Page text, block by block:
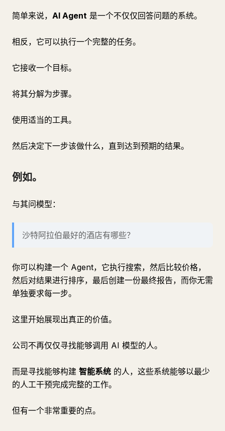
简单来说， AI Agent 是一个不仅仅回答问题的系统。
相反，它可以执行一个完整的任务。
它接收一个目标。
将其分解为步骤。
使用适当的工具。
然后决定下一步该做什么，直到达到预期的结果。
例如。
与其问模型：
沙特阿拉伯最好的酒店有哪些？
你可以构建一个 Agent，它执行搜索，然后比较价格，
然后对结果进行排序，最后创建一份最终报告，而你无需
单独要求每一步。
这里开始展现出真正的价值。
公司不再仅仅寻找能够调用 AI 模型的人。
而是寻找能够构建 智能系统 的人，这些系统能够以最少
的人工干预完成完整的工作。
但有一个非常重要的点。